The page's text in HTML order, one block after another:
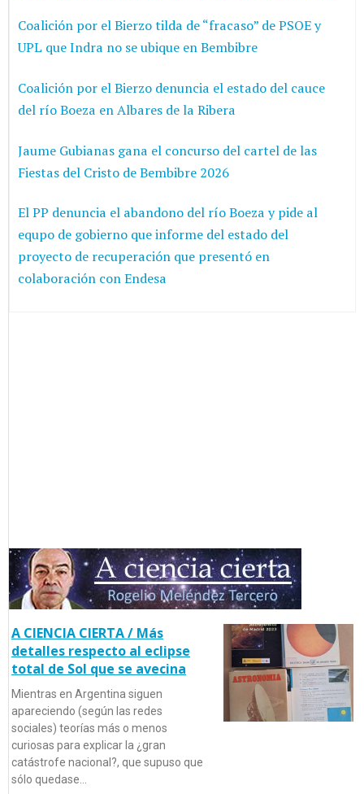
Coalición por el Bierzo tilda de “fracaso” de PSOE y
UPL que Indra no se ubique en Bembibre
Coalición por el Bierzo denuncia el estado del cauce
del río Boeza en Albares de la Ribera
Jaume Gubianas gana el concurso del cartel de las
Fiestas del Cristo de Bembibre 2026
El PP denuncia el abandono del río Boeza y pide al
equpo de gobierno que informe del estado del
proyecto de recuperación que presentó en
colaboración con Endesa
A CIENCIA CIERTA / Más
detalles respecto al eclipse
total de Sol que se avecina
Mientras en Argentina siguen
apareciendo (según las redes
sociales) teorías más o menos
curiosas para explicar la ¿gran
catástrofe nacional?, que supuso que
sólo quedase…